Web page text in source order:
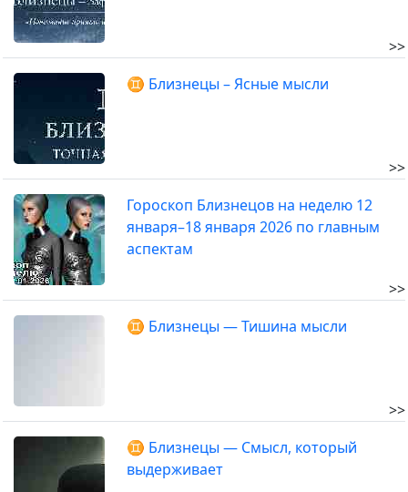
>>
♊ Близнецы – Ясные мысли
>>
Гороскоп Близнецов на неделю 12
января–18 января 2026 по главным
аспектам
>>
♊ Близнецы — Тишина мысли
>>
♊ Близнецы — Смысл, который
выдерживает